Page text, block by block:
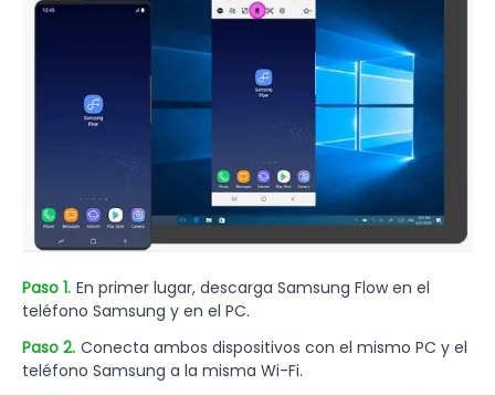
Paso 1. En primer lugar, descarga Samsung Flow en el
teléfono Samsung y en el PC.
Paso 2. Conecta ambos dispositivos con el mismo PC y el
teléfono Samsung a la misma Wi-Fi.